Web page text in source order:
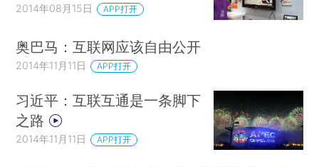
2014年08月15日 APP打开
奥巴马：互联网应该自由公开
2014年11月11日 APP打开
习近平：互联互通是一条脚下
之路
2014年11月11日 APP打开